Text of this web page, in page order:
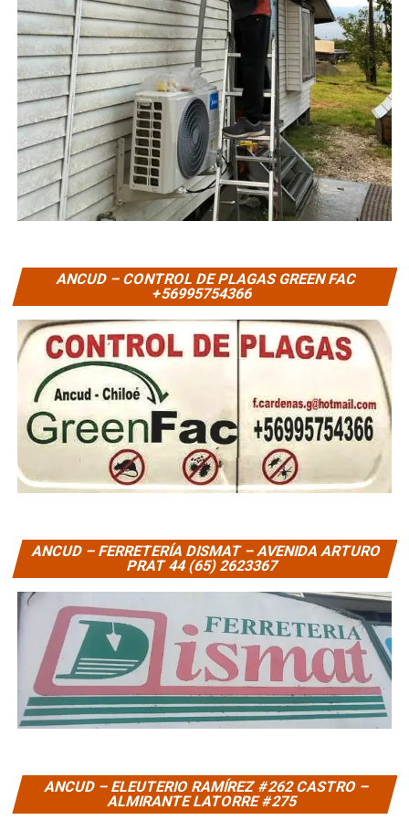
ANCUD – CONTROL DE PLAGAS GREEN FAC
+56995754366
ANCUD – FERRETERÍA DISMAT – AVENIDA ARTURO
PRAT 44 (65) 2623367
ANCUD – ELEUTERIO RAMÍREZ #262 CASTRO –
ALMIRANTE LATORRE #275